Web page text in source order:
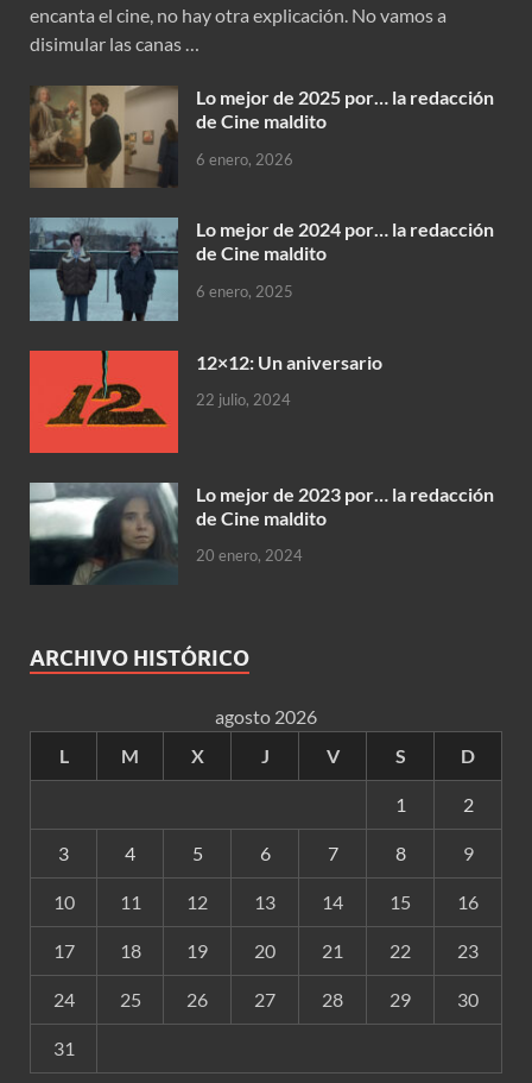
encanta el cine, no hay otra explicación. No vamos a
disimular las canas …
Lo mejor de 2025 por… la redacción
de Cine maldito
6 enero, 2026
Lo mejor de 2024 por… la redacción
de Cine maldito
6 enero, 2025
12×12: Un aniversario
22 julio, 2024
Lo mejor de 2023 por… la redacción
de Cine maldito
20 enero, 2024
ARCHIVO HISTÓRICO
agosto 2026
L
M X J V S D
1 2
3 4 5 6 7 8 9
10 11 12 13 14 15 16
17 18 19 20 21 22 23
24 25 26 27 28 29 30
31